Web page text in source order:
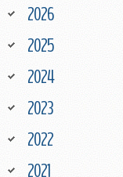
2026
2025
2024
2023
2022
2021